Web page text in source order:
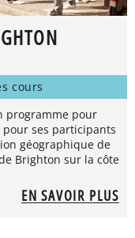
cours
programme pour
ses participants
géographique de
Brighton sur la côte
EN SAVOIR PLUS